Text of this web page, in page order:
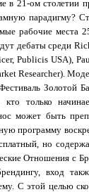
в 21-ом
парадигму?
рабочие места
дебаты среди
Publicis USA),
Researcher).
Золотой
только
может быть
программу
но
Отношения с
вход
С этой целью